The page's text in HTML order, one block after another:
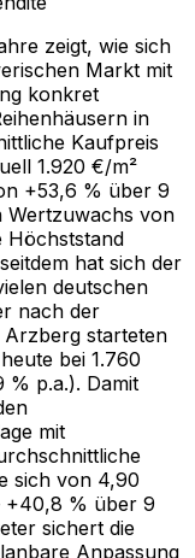
zeigt, wie sich
Markt mit
konkret
in
Kaufpreis
1.920 €/m²
+53,6 % über 9
Wertzuwachs von
Höchststand
hat sich der
deutschen
nach der
Arzberg starteten
bei 1.760
p.a.). Damit
mit
sich von 4,90
+40,8 % über 9
sichert die
Anpassung